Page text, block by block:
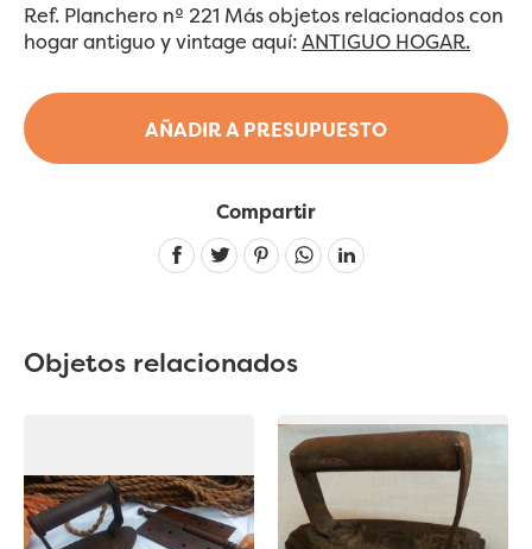
AÑADIR A PRESUPUESTO
Ref. Planchero nº 221 Más objetos relacionados con
hogar antiguo y vintage aquí:ANTIGUO HOGAR.
Compartir
Linkedin
Objetos relacionados